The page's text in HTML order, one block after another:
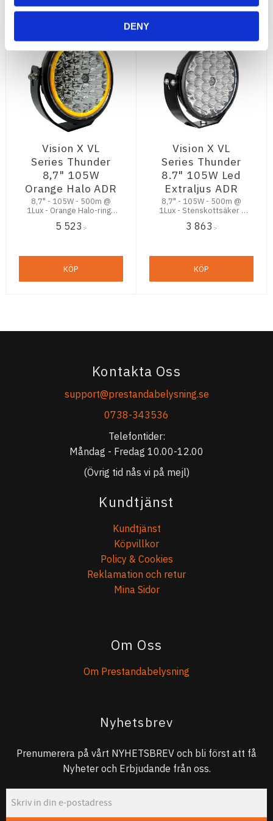
DENY
Vision X VL
Series Thunder
8,7" 105W
Orange Halo ADR
8,7" - 105W - 500m @
1Lux - Orange Halo-ring -
2-års Funktionsgaranti
5 523 :-
KÖP
Vision X VL
Series Thunder
8.7" 105W Led
Extraljus ADR
8,7" - 105W - 500m @
1Lux - Stenskottsäker -
Funktionsgaranti
3 863 :-
KÖP
Kontakta Oss
support@prestandabelysning.se
0738-343536
Telefontider:
Måndag - Fredag 10.00-12.00
(Övrig tid nås vi på mejl)
Kundtjänst
Kundtjänst
Köpvillkor
Policy & Cookies
Reklamation och retur
Mina Sidor
Om Oss
Om Prestandabelysning
Nyhetsbrev
Prenumerera på vårt NYHETSBREV och bli först att få
Nyheter och Erbjudande från oss.